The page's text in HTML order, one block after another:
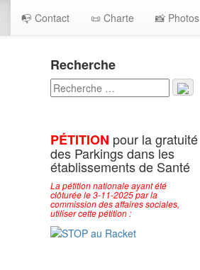
📭 Contact 📜 Charte 📸 Photos
Recherche
PÉTITION pour la gratuité
des Parkings dans les
établissements de Santé
La pétition nationale ayant été
clôturée le 3-11-2025 par la
commission des affaires sociales,
utiliser cette pétition :